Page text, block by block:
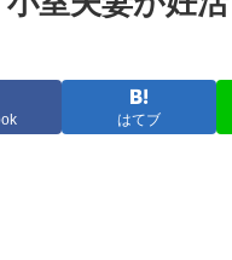
はてブ